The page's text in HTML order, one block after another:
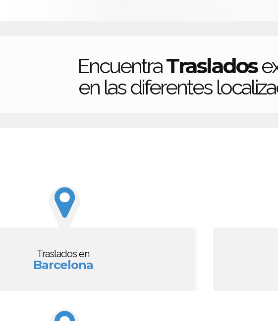
EncuentraTraslados
en las diferentes
Traslados en
Barcelona